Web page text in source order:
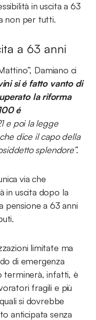
in uscita a 63
non per tutti.
a 63 anni
Damiano ci
si é fatto vanto di
la riforma
é
e poi la legge
dice il capo della
splendore”.
via che
in uscita dopo la
pensione a 63 anni
limitate ma
di emergenza
terminerà, infatti, è
fragili e più
si dovrebbe
anticipata senza